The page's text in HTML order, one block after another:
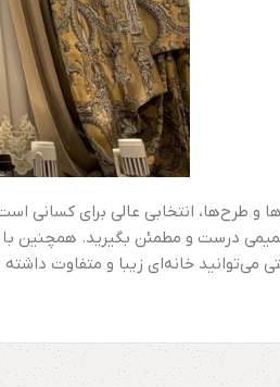
و طرح‌ها، انتخابی عالی برای
درست و مطمئن بگیرید. همچنین
می‌توانید خانه‌ای زیبا و متفاوت